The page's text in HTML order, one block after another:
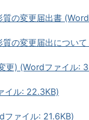
質の変更届出書
の変更届出につい
更) (Wordファイル:
イル: 22.3KB)
ファイル: 21.6KB)